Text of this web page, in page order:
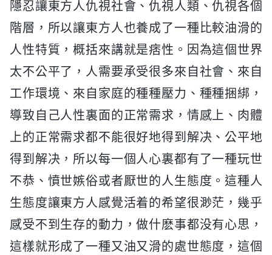
隱忍讓東方人仇視社會、仇視人類、仇視各個
階層，所以讓東方人也養成了一種比較油滑的
人性特質，概括來講就是痞性。因為這個世界
太不公平了，人需要承受很多來自社會、來自
工作環境、來自家庭的種種壓力、種種捆綁，
導致自己人性裏面的正常需求，情感上、肉體
上的正常需求都不能很好地得到解决、公平地
得到解决，所以每一個人心裏都有了一種玩世
不恭、憤世嫉俗或者厭世的人生態度。這種人
生態度讓東方人感覺活着的希望很渺茫，幾乎
感受不到生存的動力，做什麽事都没有心思，
這樣就形成了一種又油又滑的處世態度，這個